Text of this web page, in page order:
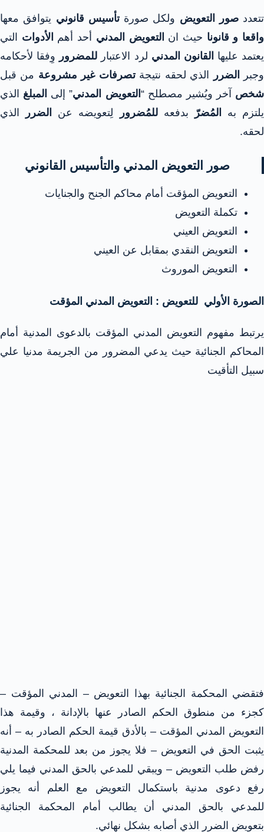
تتعددصور التعويض ولكل صورةتأسيس قانوني يتوافق معها
واقعا و قانونا حيث ان التعويض المدني أحد أهم الأدوات التي
يعتمد عليها القانون المدني لرد الاعتبار للمضرور وِفقا لأحكامه
وجبر
الضرر الذي لحقه نتيجةتصرفات غير مشروعة من قبل
شخص آخر ويُشير مصطلح “ التعويض المدني” إلى المبلغ الذي
يلتزم به
المُضرّ بدفعهللمُضرور لِتعويضه عن الضرر
الذي
لحقه.
صور التعويض المدني والتأسيس القانوني
التعويض المؤقت أمام محاكم الجنح والجنايات
تكملة التعويض
التعويض العيني
التعويض النقدي بمقابل عن العيني
التعويض الموروث
الصورة الأولي للتعويض : التعويض المدني المؤقت
يرتبط مفهوم التعويض المدني المؤقت بالدعوى المدنية أمام
المحاكم الجنائية حيث يدعي المضرور من الجريمة مدنيا علي
سبيل التأقيت
فتقضي المحكمة الجنائية بهذا التعويض – المدني المؤقت –
كجزء من منطوق الحكم الصادر عنها بالإدانة ، وقيمة هذا
التعويض المدني المؤقت – بالأدق قيمة الحكم الصادر به – أنه
يثبت الحق في التعويض – فلا يجوز من بعد للمحكمة المدنية
رفض طلب التعويض – ويبقي للمدعي بالحق المدني فيما يلي
رفع دعوى مدنية باستكمال التعويض مع العلم أنه يجوز
للمدعي بالحق المدني أن يطالب أمام المحكمة الجنائية
بتعويض الضرر الذي أصابه بشكل نهائي.